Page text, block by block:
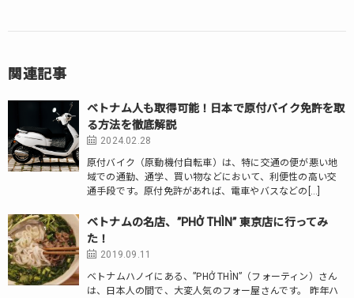
関連記事
ベトナム人も取得可能！日本で原付バイク免許を取
る方法を徹底解説
2024.02.28
原付バイク（原動機付自転車）は、特に交通の便が悪い地
域での通勤、通学、買い物などにおいて、利便性の高い交
通手段です。原付免許があれば、電車やバスなどの[…]
ベトナムの名店、”PHỞ THÌN” 東京店に行ってみ
た！
2019.09.11
ベトナムハノイにある、”PHỞ THÌN”（フォーティン）さん
は、日本人の間で、大変人気のフォー屋さんです。 昨年ハ